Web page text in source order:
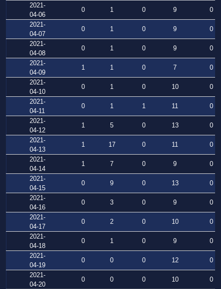
2021-
04-06
0 1 0 9
0
2021-
04-07
0 1 0 9
0
2021-
04-08
0 1 0 9
0
2021-
04-09
1 1 0 7
0
2021-
04-10
0 1 0 10
0
2021-
04-11
0 1 1 11
0
2021-
04-12
1 5 0 13
0
2021-
04-13
1 17 0 11
0
2021-
04-14
1 7 0 9
0
2021-
04-15
0 9 0 13
0
2021-
04-16
0 3 0 9
0
2021-
04-17
0 2 0 10
0
2021-
04-18
0 1 0 9
0
2021-
04-19
0 0 0 12
0
2021-
04-20
0 0 0 10
0